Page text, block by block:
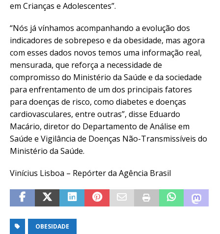
em Crianças e Adolescentes”.
“Nós já vínhamos acompanhando a evolução dos
indicadores de sobrepeso e da obesidade, mas agora
com esses dados novos temos uma informação real,
mensurada, que reforça a necessidade de
compromisso do Ministério da Saúde e da sociedade
para enfrentamento de um dos principais fatores
para doenças de risco, como diabetes e doenças
cardiovasculares, entre outras”, disse Eduardo
Macário, diretor do Departamento de Análise em
Saúde e Vigilância de Doenças Não-Transmissíveis do
Ministério da Saúde.
Vinícius Lisboa – Repórter da Agência Brasil
OBESIDADE